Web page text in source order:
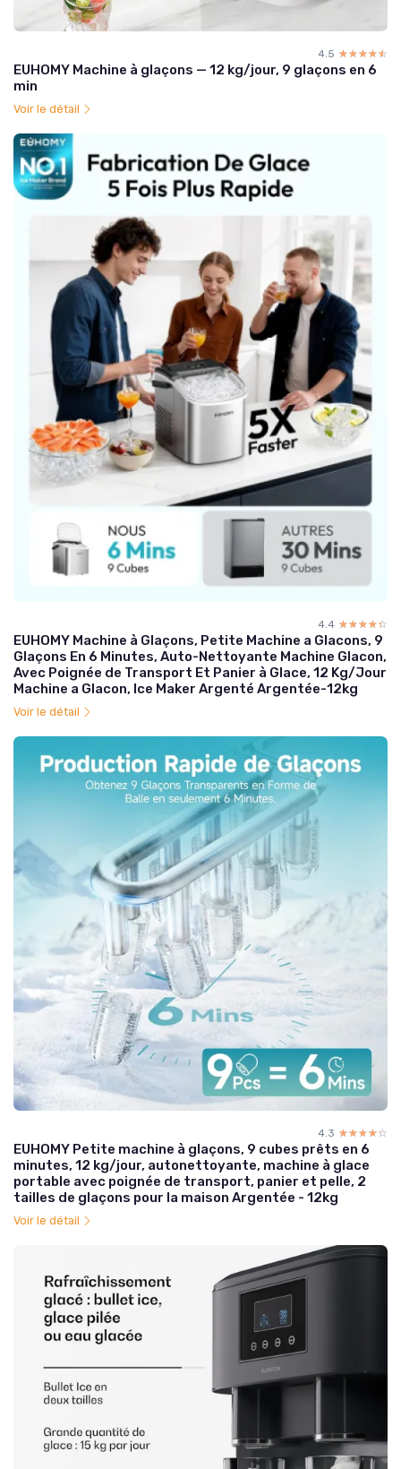
4.5 ☆☆☆☆☆
★★★★★
EUHOMY Machine à glaçons — 12 kg/jour, 9 glaçons en 6
min
Voir le détail
4.4 ☆☆☆☆☆
★★★★★
EUHOMY Machine à Glaçons, Petite Machine a Glacons, 9
Glaçons En 6 Minutes, Auto-Nettoyante Machine Glacon,
Avec Poignée de Transport Et Panier à Glace, 12 Kg/Jour
Machine a Glacon, Ice Maker Argenté Argentée-12kg
Voir le détail
4.3 ☆☆☆☆☆
★★★★★
EUHOMY Petite machine à glaçons, 9 cubes prêts en 6
minutes, 12 kg/jour, autonettoyante, machine à glace
portable avec poignée de transport, panier et pelle, 2
tailles de glaçons pour la maison Argentée - 12kg
Voir le détail